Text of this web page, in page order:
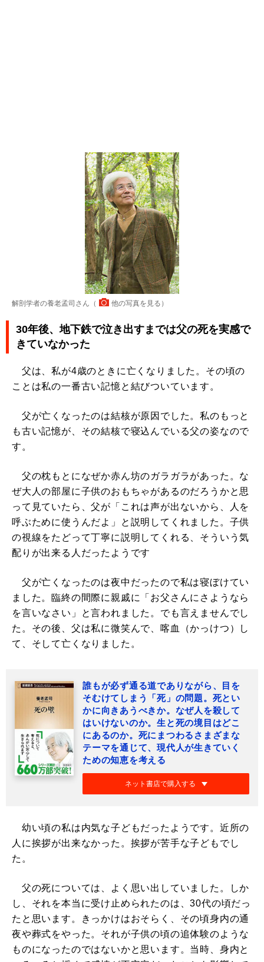
解剖学者の養老孟司さん（ 他の写真を見る ）
30年後、地下鉄で泣き出すまでは父の死を実感で
きていなかった
父は、私が4歳のときに亡くなりました。その頃の
ことは私の一番古い記憶と結びついています。
父が亡くなったのは結核が原因でした。私のもっと
も古い記憶が、その結核で寝込んでいる父の姿なので
す。
父の枕もとになぜか赤ん坊のガラガラがあった。な
ぜ大人の部屋に子供のおもちゃがあるのだろうかと思
って見ていたら、父が「これは声が出ないから、人を
呼ぶために使うんだよ」と説明してくれました。子供
の視線をたどって丁寧に説明してくれる、そういう気
配りが出来る人だったようです
父が亡くなったのは夜中だったので私は寝ぼけてい
ました。臨終の間際に親戚に「お父さんにさようなら
を言いなさい」と言われました。でも言えませんでし
た。その後、父は私に微笑んで、喀血（かっけつ）し
て、そして亡くなりました。
誰もが必ず通る道でありながら、目を
そむけてしまう「死」の問題。死とい
かに向きあうべきか。なぜ人を殺して
はいけないのか。生と死の境目はどこ
にあるのか。死にまつわるさまざまな
テーマを通じて、現代人が生きていく
ための知恵を考える
ネット書店で購入する
幼い頃の私は内気な子どもだったようです。近所の
人に挨拶が出来なかった。挨拶が苦手な子どもでし
た。
父の死については、よく思い出していました。しか
し、それを本当に受け止められたのは、30代の頃だっ
たと思います。きっかけはおそらく、その頃身内の通
夜や葬式をやった。それが子供の頃の追体験のような
ものになったのではないかと思います。当時、身内と